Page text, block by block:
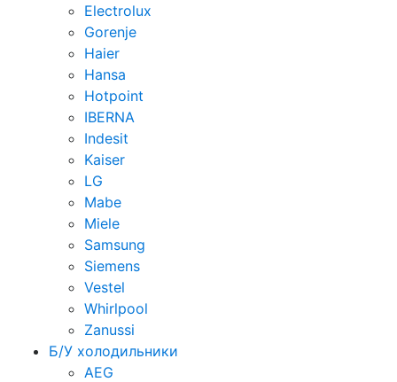
Electrolux
Gorenje
Haier
Hansa
Hotpoint
IBERNA
Indesit
Kaiser
LG
Mabe
Miele
Samsung
Siemens
Vestel
Whirlpool
Zanussi
Б/У холодильники
AEG